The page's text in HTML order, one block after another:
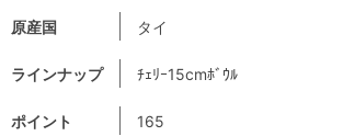
原産国 タイ
ラインナップ ﾁｪﾘｰ15cmﾎﾞｳﾙ
ポイント 165